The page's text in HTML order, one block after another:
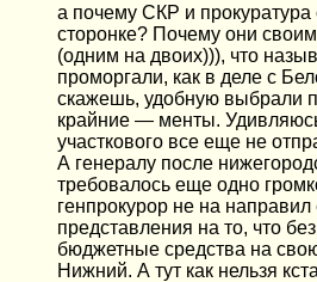
а почему СКР и прокуратура
сторонке? Почему они
(одним на двоих))), что
проморгали, как в деле с
скажешь, удобную выбрали
крайние — менты.
участкового все еще не
А генералу после
требовалось еще одно
генпрокурор не на направил
представления на то, что
бюджетные средства на
Нижний. А тут как нельзя